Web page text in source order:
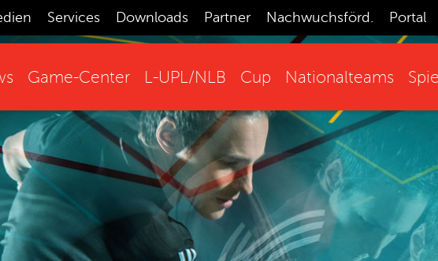
Services Downloads Partner Nachwuchsförd. Portal
Game-Center L-UPL/NLB Cup Nationalteams